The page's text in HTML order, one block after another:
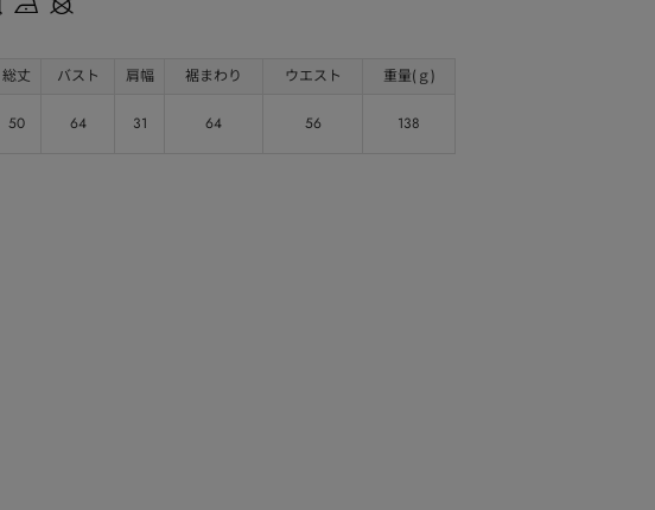
総丈 バスト 肩幅 裾まわり ウエスト 重量(ｇ)
50 64 31 64 56 138